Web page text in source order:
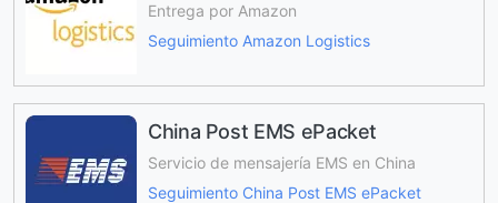
Entrega por Amazon
Seguimiento Amazon Logistics
China Post EMS ePacket
Servicio de mensajería EMS en China
Seguimiento China Post EMS ePacket